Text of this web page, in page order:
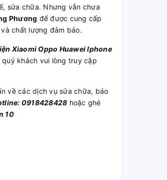
sửa chữa. Nhưng vẫn chưa
Phương để được cung cấp
chất lượng đảm bảo.
Xiaomi Oppo HuaweiIphone
quý khách vui lòng truy cập
về các dịch vụ sửa chữa, báo
0918428428 hoặc ghé
10